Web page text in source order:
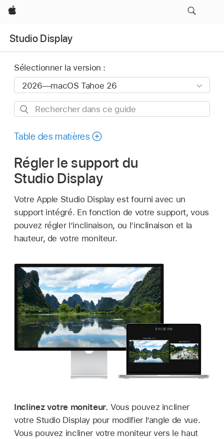
Apple
Studio Display
Sélectionner la version :
Rechercher
ce
Table des matières
Régler le support du
Studio Display
Votre Apple Studio Display est fourni avec un
support intégré. En fonction de votre support, vous
pouvez régler l’inclinaison, ou l’inclinaison et la
hauteur, de votre moniteur.
Inclinez votre moniteur.Vous pouvez incliner
votre Studio Display pour modifier l’angle de vue.
Vous pouvez incliner votre moniteur vers le haut